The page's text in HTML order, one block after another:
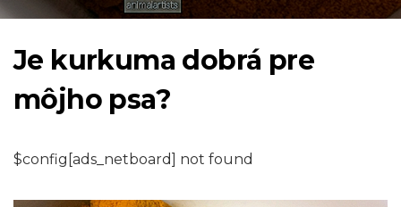
Je kurkuma dobrá pre
môjho psa?
$config[ads_netboard] not found